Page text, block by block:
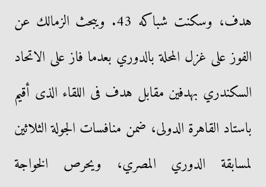
هدف، وسكنت شباكه 43. ويبحث الزمالك عن
الفوز على غزل المحلة بالدوري بعدما فاز على الاتحاد
السكندري بهدفين مقابل هدف فى اللقاء الذى أقيم
باستاد القاهرة الدولى، ضمن منافسات الجولة الثلاثين
لمسابقة الدوري المصري، ويحرص الخواجة